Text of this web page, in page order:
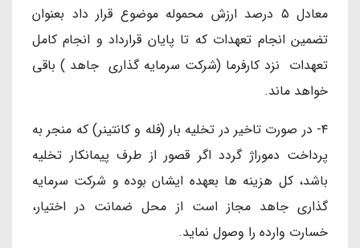
معادل ۵ درصد ارزش محموله موضوع قرار داد بعنوان
تضمین انجام تعهدات که تا پایان قرارداد و انجام کامل
تعهدات نزد کارفرما (شرکت سرمایه گذاری جاهد ) باقی
خواهد ماند.
۴- در صورت تاخیر در تخلیه بار (فله و کانتینر) که منجر به
پرداخت دموراژ گردد اگر قصور از طرف پیمانکار تخلیه
باشد، کل هزینه ها بعهده ایشان بوده و شرکت سرمایه
گذاری جاهد مجاز است از محل ضمانت در اختیار،
خسارت وارده را وصول نماید.